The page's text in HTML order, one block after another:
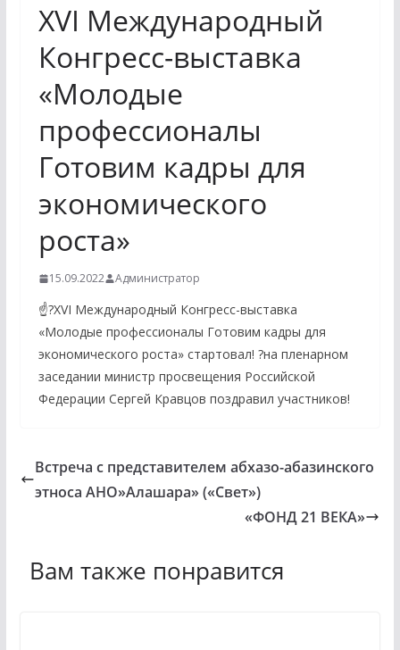
XVI Международный
Конгресс-выставка
«Молодые
профессионалы
Готовим кадры для
экономического
роста»
15.09.2022 Администратор
☝️?XVI Международный Конгресс-выставка
«Молодые профессионалы Готовим кадры для
экономического роста» стартовал! ?на пленарном
заседании министр просвещения Российской
Федерации Сергей Кравцов поздравил участников!
Встреча c представителем абхазо-абазинского
этноса АНО»Алашара» («Свет»)
«ФОНД 21 ВЕКА»
Вам также понравится